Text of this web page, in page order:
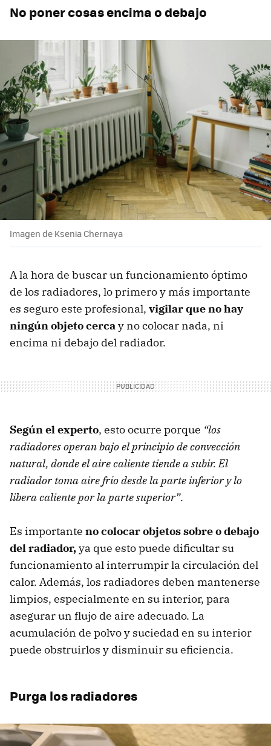
No poner cosas encima o debajo
Imagen de Ksenia Chernaya
A la hora de buscar un funcionamiento óptimo
de los radiadores, lo primero y más importante
es seguro este profesional, vigilar que no hay
ningún objeto cercay no colocar nada, ni
encima ni debajo del radiador.
Según el experto, esto ocurre porque “los
radiadores operan bajo el principio de convección
natural, donde el aire caliente tiende a subir. El
radiador toma aire frío desde la parte inferior y lo
libera caliente por la parte superior”.
Es importante no colocar objetos sobre o debajo
del radiador,ya que esto puede dificultar su
funcionamiento al interrumpir la circulación del
calor. Además, los radiadores deben mantenerse
limpios, especialmente en su interior, para
asegurar un flujo de aire adecuado. La
acumulación de polvo y suciedad en su interior
puede obstruirlos y disminuir su eficiencia.
Purga los radiadores